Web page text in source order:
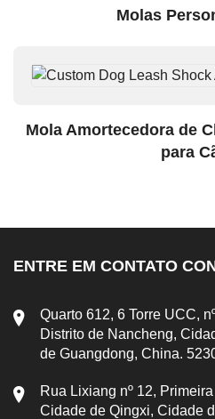
Molas
Mola Amortecedora de
para
ENTRE EM CONTATO
Quarto 612, 6 Torre UCC,
Distrito de Nancheng,
de Guangdong, China.
Rua Lixiang nº 12,
Cidade de Qingxi, Cidade